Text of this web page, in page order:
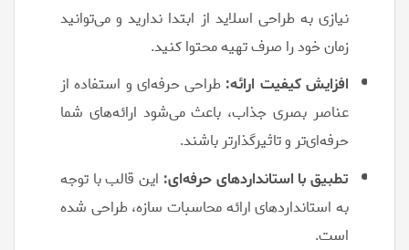
نیازی به طراحی اسلاید از ابتدا ندارید و می‌توانید
زمان خود را صرف تهیه محتوا کنید.
افزایش کیفیت ارائه: طراحی حرفه‌ای و استفاده از
عناصر بصری جذاب، باعث می‌شود ارائه‌های شما
حرفه‌ای‌تر و تاثیرگذارتر باشند.
تطبیق با استانداردهای حرفه‌ای: این قالب با توجه
به استانداردهای ارائه محاسبات سازه، طراحی شده
است.